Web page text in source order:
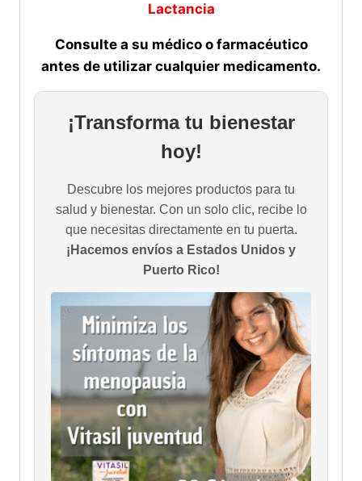
Lactancia
Consulte a su médico o farmacéutico
antes de utilizar cualquier medicamento.
¡Transforma tu bienestar
hoy!
Descubre los mejores productos para tu
salud y bienestar. Con un solo clic, recibe lo
que necesitas directamente en tu puerta.
¡Hacemos envíos a Estados Unidos y
Puerto Rico!